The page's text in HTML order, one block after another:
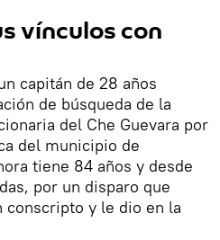
vínculos con
capitán de 28 años
de búsqueda de la
del Che Guevara por
del municipio de
tiene 84 años y desde
por un disparo que
conscripto y le dio en la